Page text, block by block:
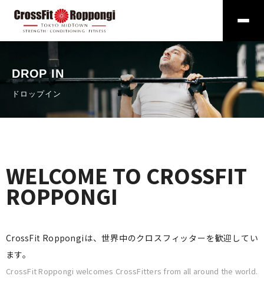
DROP IN
ドロップイン
WELCOME TO CROSSFIT
ROPPONGI
CrossFit Roppongiは、世界中のクロスフィッターを歓迎してい
ます。
CrossFit Roppongi welcomes CrossFitters from all around the world.